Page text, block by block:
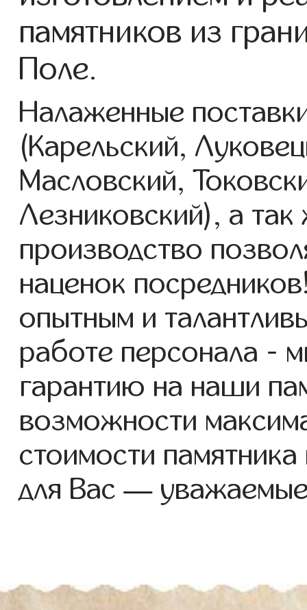
памятников из
Поле.
Налаженные
(Карельский,
Масловский,
Лезниковский), а
производство
наценок
опытным и
работе персонала -
гарантию на наши
возможности
стоимости
для Вас —